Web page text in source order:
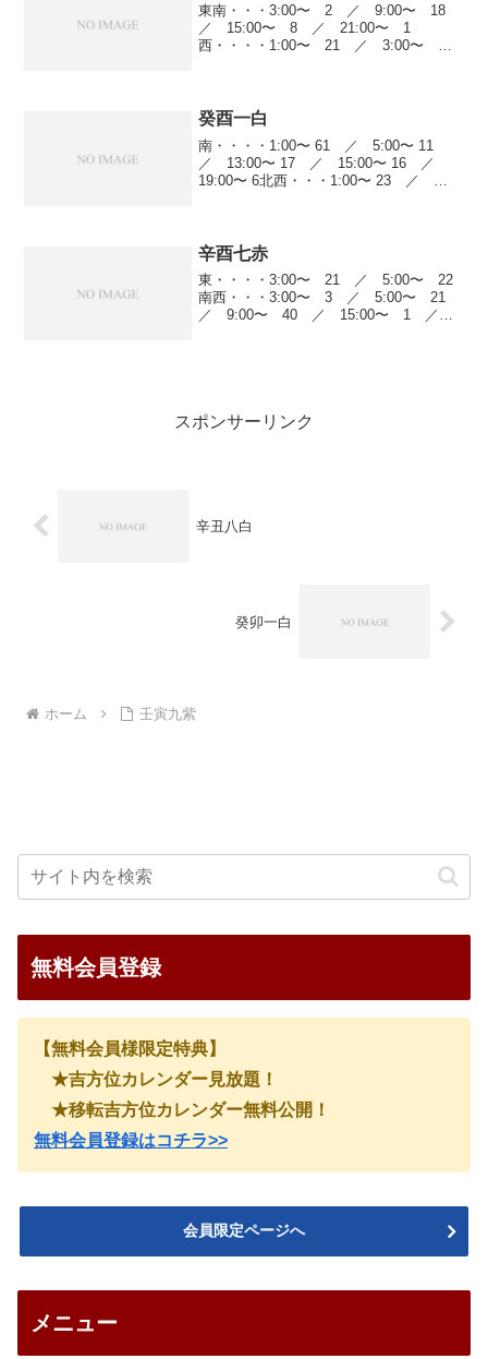
東南・・・3:00〜 2 ／ 9:00〜 18
／ 15:00〜 8 ／ 21:00〜 1
西・・・・1:00〜 21 ／ 3:00〜
癸酉一白
南・・・・1:00〜 61 ／ 5:00〜 11
／ 13:00〜 17 ／ 15:00〜 16 ／
19:00〜 6北西・・・1:00〜 23 ／
辛酉七赤
東・・・・3:00〜 21 ／ 5:00〜 22
南西・・・3:00〜 3 ／ 5:00〜 21
／ 9:00〜 40 ／ 15:00〜 1 ／
スポンサーリンク
辛丑八白
癸卯一白
ホーム 壬寅九紫
無料会員登録
【無料会員様限定特典】
★吉方位カレンダー見放題！
★移転吉方位カレンダー無料公開！
無料会員登録はコチラ>>
会員限定ページへ
メニュー